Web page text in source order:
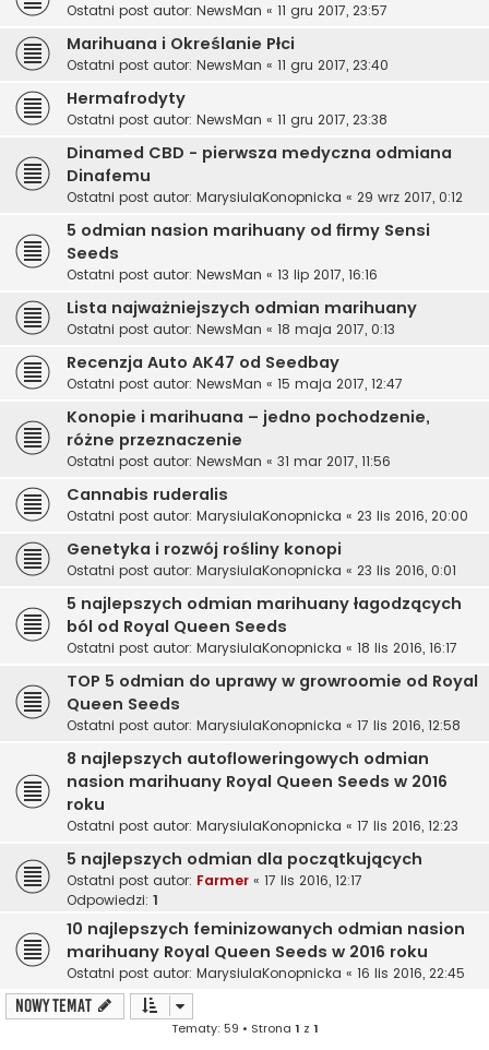
Ostatni post autor: NewsMan « 11 gru 2017, 23:57
Marihuana i Określanie Płci
Ostatni post autor: NewsMan « 11 gru 2017, 23:40
Hermafrodyty
Ostatni post autor: NewsMan « 11 gru 2017, 23:38
Dinamed CBD - pierwsza medyczna odmiana
Dinafemu
Ostatni post autor: MarysiulaKonopnicka « 29 wrz 2017, 0:12
5 odmian nasion marihuany od firmy Sensi
Seeds
Ostatni post autor: NewsMan « 13 lip 2017, 16:16
Lista najważniejszych odmian marihuany
Ostatni post autor: NewsMan « 18 maja 2017, 0:13
Recenzja Auto AK47 od Seedbay
Ostatni post autor: NewsMan « 15 maja 2017, 12:47
Konopie i marihuana – jedno pochodzenie,
różne przeznaczenie
Ostatni post autor: NewsMan « 31 mar 2017, 11:56
Cannabis ruderalis
Ostatni post autor: MarysiulaKonopnicka « 23 lis 2016, 20:00
Genetyka i rozwój rośliny konopi
Ostatni post autor: MarysiulaKonopnicka « 23 lis 2016, 0:01
5 najlepszych odmian marihuany łagodzących
ból od Royal Queen Seeds
Ostatni post autor: MarysiulaKonopnicka « 18 lis 2016, 16:17
TOP 5 odmian do uprawy w growroomie od Royal
Queen Seeds
Ostatni post autor: MarysiulaKonopnicka « 17 lis 2016, 12:58
8 najlepszych autofloweringowych odmian
nasion marihuany Royal Queen Seeds w 2016
roku
Ostatni post autor: MarysiulaKonopnicka « 17 lis 2016, 12:23
5 najlepszych odmian dla początkujących
Ostatni post autor: Farmer « 17 lis 2016, 12:17
Odpowiedzi: 1
10 najlepszych feminizowanych odmian nasion
marihuany Royal Queen Seeds w 2016 roku
Ostatni post autor: MarysiulaKonopnicka « 16 lis 2016, 22:45
NOWY TEMAT
Tematy: 59 • Strona 1 z 1